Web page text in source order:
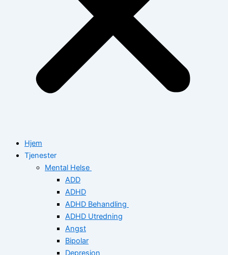
Hjem
Tjenester
Mental Helse
ADD
ADHD
ADHD Behandling
ADHD Utredning
Angst
Bipolar
Depresjon